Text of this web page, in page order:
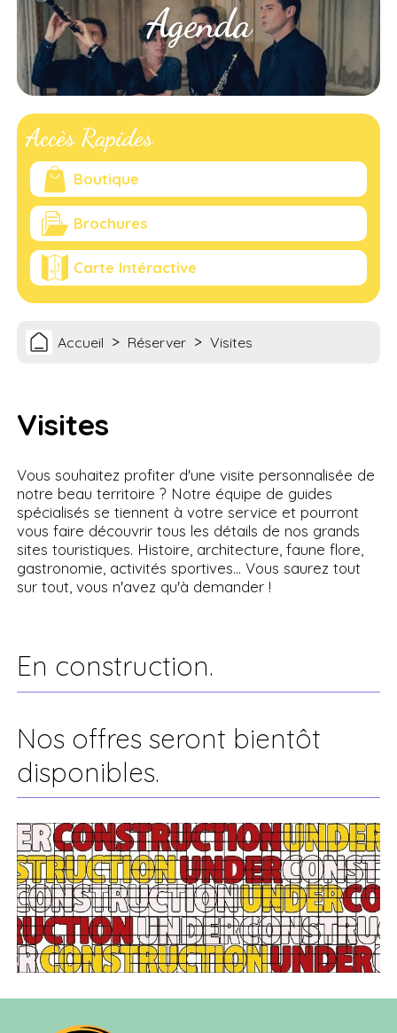
Agenda
Accès Rapides
Boutique
Brochures
Carte Intéractive
Accueil > Réserver > Visites
Visites
Vous souhaitez profiter d'une visite personnalisée de
notre beau territoire ? Notre équipe de guides
spécialisés se tiennent à votre service et pourront
vous faire découvrir tous les détails de nos grands
sites touristiques. Histoire, architecture, faune flore,
gastronomie, activités sportives... Vous saurez tout
sur tout, vous n'avez qu'à demander !
En construction.
Nos offres seront bientôt
disponibles.